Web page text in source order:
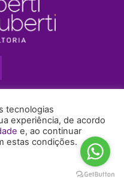
6439
tecnologias
experiência, de acordo
e, ao continuar
estas condições.